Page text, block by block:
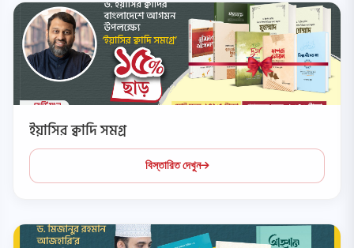
ইয়াসির ক্বাদি সমগ্র
বিস্তারিত দেখুন